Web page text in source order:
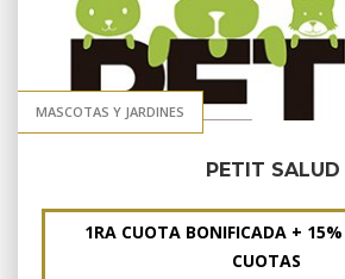
MASCOTAS Y JARDINES
PETIT SALUD
1RA CUOTA BONIFICADA + 15%
CUOTAS